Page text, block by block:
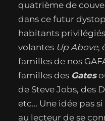
quatrième de
dans ce futur
habitants
volantes Up Above,
familles de nos
familles des Gates
de Steve Jobs, des
etc… Une idée pas
au lecteur de se